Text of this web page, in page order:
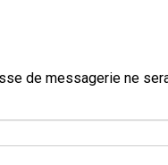
de messagerie ne